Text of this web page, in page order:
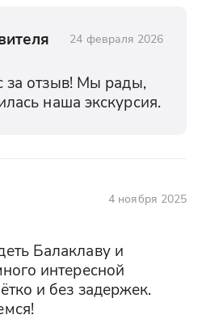
24 февраля 2026
за отзыв! Мы рады,
наша экскурсия.
4 ноября 2025
Балаклаву и
интересной
и без задержек.